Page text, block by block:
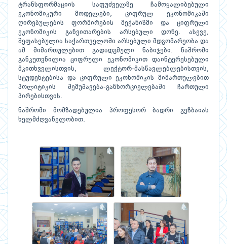
ტრანსფორმაციის საფუძველზე ჩამოყალიბებული
ეკონომიკური მოდელები, ციფრულ ეკონომიკაში
ღირებულების ფორმირების მექანიზმი და ციფრული
ეკონომიკის განვითარების არსებული დონე. ასევე,
შეფასებულია საქართველოში არსებული მდგომარეობა და
ამ მიმართულებით გადადგმული ნაბიჯები. ნაშრომი
განკუთვნილია ციფრული ეკონომიკით დაინტერესებული
მკითხველისთვის, ლექტორ-მასწავლებლებისთვის,
სტუდენტებისა და ციფრული ეკონომიკის მიმართულებით
პოლიტიკის შემუშავება-განხორციელებაში ჩართული
პირებისთვის.
ნაშრომი მომზადებულია პროფესორ ბადრი გეჩბაიას
ხელმძღვანელობით.